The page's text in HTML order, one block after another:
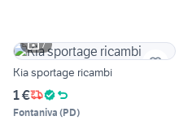
7
Kia sportage ricambi
1 €
Fontaniva (PD)